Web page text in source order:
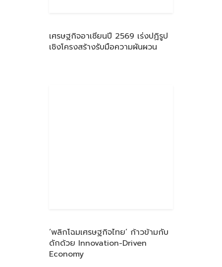
เศรษฐกิจอาเซียนปี 2569 เร่งปฏิรูป
เชิงโครงสร้างรับมือความผันผวน
‘พลิกโฉมเศรษฐกิจไทย’ ก้าวข้ามกับ
ดักด้วย Innovation-Driven
Economy